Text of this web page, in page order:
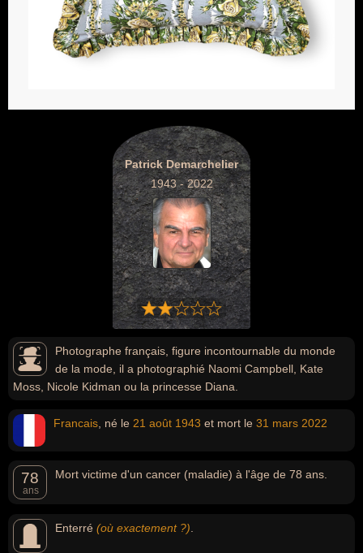
Patrick Demarchelier
1943 - 2022
Photographe français, figure incontournable du monde
de la mode, il a photographié Naomi Campbell, Kate
Moss, Nicole Kidman ou la princesse Diana.
Francais , né le 21 août 1943 et mort le 31 mars 2022
78
ans
Mort victime d'un cancer (maladie) à l'âge de 78 ans.
Enterré (où exactement ?)